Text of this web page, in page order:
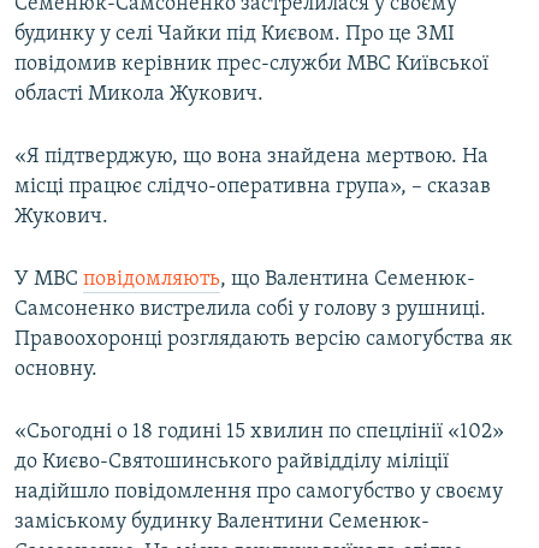
УКР
КТАТ
Усі сайти RFE/RL
Семенюк-Самсоненко застрелилася у своєму
будинку у селі Чайки під Києвом. Про це ЗМІ
повідомив керівник прес-служби МВС Київської
області Микола Жукович.
«Я підтверджую, що вона знайдена мертвою. На
місці працює слідчо-оперативна група», – сказав
Жукович.
У МВС повідомляють, що Валентина Семенюк-
Самсоненко вистрелила собі у голову з рушниці.
Правоохоронці розглядають версію самогубства як
основну.
«Сьогодні о 18 годині 15 хвилин по спецлінії «102»
до Києво-Святошинського райвідділу міліції
надійшло повідомлення про самогубство у своєму
заміському будинку Валентини Семенюк-